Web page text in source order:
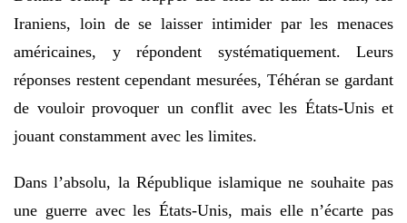
Iraniens, loin de se laisser intimider par les menaces
américaines, y répondent systématiquement. Leurs
réponses restent cependant mesurées, Téhéran se gardant
de vouloir provoquer un conflit avec les États-Unis et
jouant constamment avec les limites.
Dans l’absolu, la République islamique ne souhaite pas
une guerre avec les États-Unis, mais elle n’écarte pas